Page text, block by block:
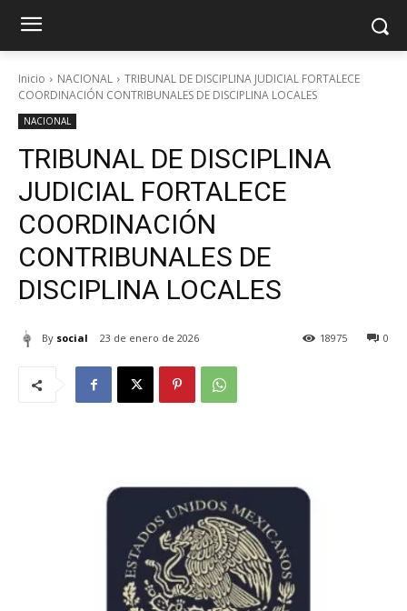
Inicio NACIONAL
TRIBUNAL DE DISCIPLINA JUDICIAL FORTALECE
COORDINACIÓN CONTRIBUNALES DE DISCIPLINA LOCALES
NACIONAL
TRIBUNAL DE DISCIPLINA
JUDICIAL FORTALECE
COORDINACIÓN
CONTRIBUNALES DE
DISCIPLINA LOCALES
By social 23 de enero de 2026 0
18975